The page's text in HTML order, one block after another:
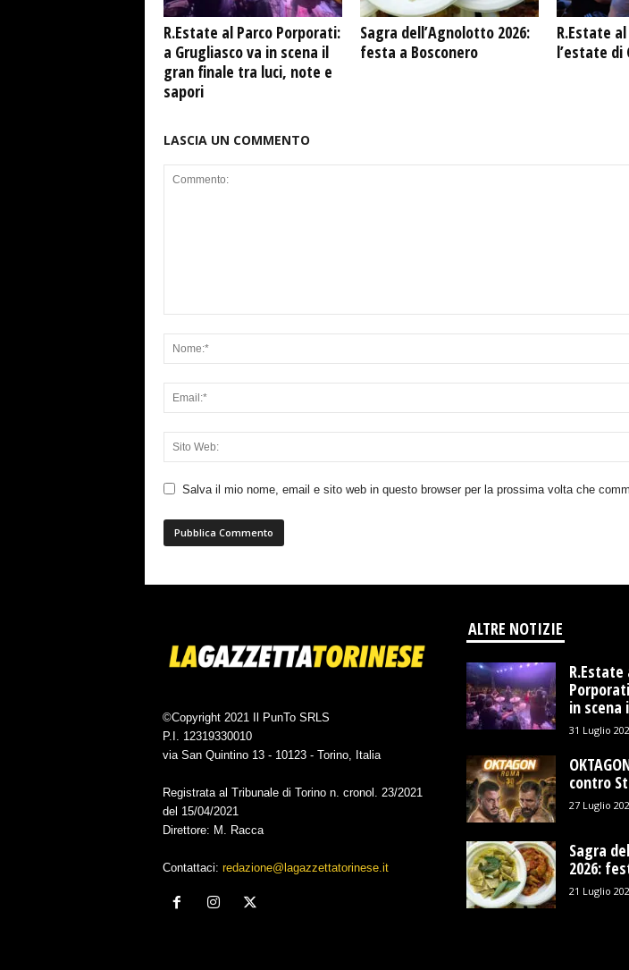
R.Estate al Parco Porporati:
a Grugliasco va in scena il
gran finale tra luci, note e
sapori
Sagra dell’Agnolotto 2026:
festa a Bosconero
R.Estate
l’estate di
LASCIA UN COMMENTO
Salva il mio nome, email e sito web in questo browser per la prossima volta che
©Copyright 2021 Il PunTo SRLS
P.I. 12319330010
via San Quintino 13 - 10123 - Torino, Italia
Registrata al Tribunale di Torino n. cronol. 23/2021
del 15/04/2021
Direttore: M. Racca
Contattaci: redazione@lagazzettatorinese.it
ALTRE NOTIZIE
R.Estate
in scena
31 Luglio
contro
27 Luglio
Sagra
2026:
21 Luglio